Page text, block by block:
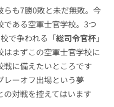
も7勝0敗と未だ無敗。今
ある空軍士官学校。3つ
で争われる「総司令官杯」
まずこの空軍士官学校に
に備えたいところです
レーオフ出場という夢
対戦を控えてはいます